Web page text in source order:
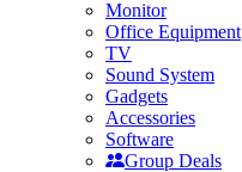
Monitor
Office Equipment
TV
Sound System
Gadgets
Accessories
Software
Group Deals